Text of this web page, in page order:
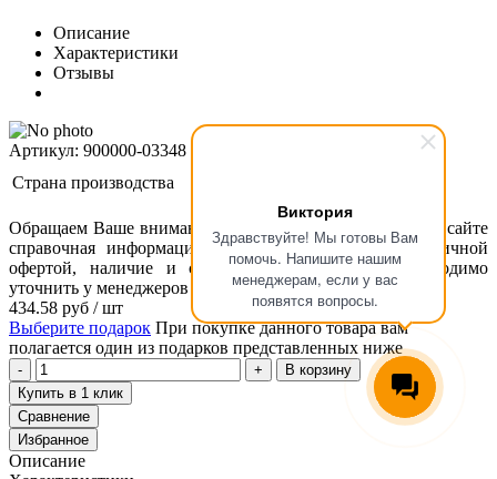
Виктория
Здравствуйте! Мы готовы Вам
помочь. Напишите нашим
менеджерам, если у вас
появятся вопросы.
Описание
Характеристики
Отзывы
Артикул: 900000-03348
Страна производства
Обращаем Ваше внимание, что размещенная на данном сайте
справочная информация о товарах не является публичной
офертой, наличие и стоимость оборудования необходимо
уточнить у менеджеров ООО "Концепт Технологии".
434.58 руб / шт
Выберите подарок При покупке данного товара вам
полагается один из подарков представленных ниже
В корзину
Купить в 1 клик
Сравнение
Избранное
Описание